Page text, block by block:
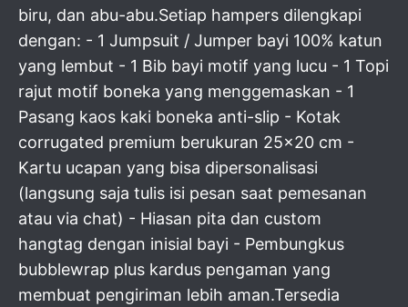
biru, dan abu-abu.Setiap hampers dilengkapi
dengan: - 1 Jumpsuit / Jumper bayi 100% katun
yang lembut - 1 Bib bayi motif yang lucu - 1 Topi
rajut motif boneka yang menggemaskan - 1
Pasang kaos kaki boneka anti-slip - Kotak
corrugated premium berukuran 25x20 cm -
Kartu ucapan yang bisa dipersonalisasi
(langsung saja tulis isi pesan saat pemesanan
atau via chat) - Hiasan pita dan custom
hangtag dengan inisial bayi - Pembungkus
bubblewrap plus kardus pengaman yang
membuat pengiriman lebih aman.Tersedia